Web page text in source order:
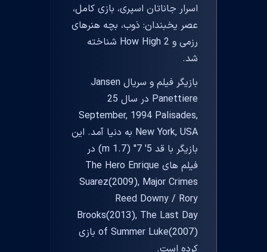
اسرار جاناتان اسپری، بازی کامل،
عصر یخبندان: ذوب، بچه هنرهای
رزمی و How High 2 شناخته
شد.
بازیگر فیلم و سریال Jansen
Panettiere در سال 25
September, 1994 Palisades,
New York, USA به دنیا آمد. این
بازیگر با قد 5' 7" (1.7 m) در
فیلم های The Hero Enrique
Suarez(2009), Major Crimes
Reed Downy / Rory
Brooks(2013), The Last Day
of Summer Luke(2007) بازی
کرده است.